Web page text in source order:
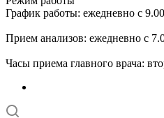
График работы: ежедневно с
Прием анализов: ежедневно с
Часы приема главного врача: